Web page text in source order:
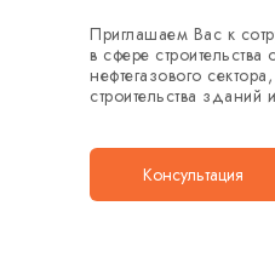
Приглашаем Вас к
в сфере строительства
нефтегазового
строительства зданий
Консультация